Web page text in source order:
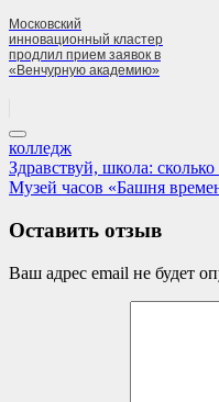
Московский
инновационный кластер
продлил прием заявок в
«Венчурную академию»
колледж
Навигация
по
записям
Previous
Post:
Здравствуй, школа:
Next
Музей часов «Башня
Оставить отзыв
Ваш адрес email не будет